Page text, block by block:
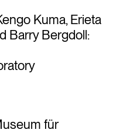
Kuma, Erieta
Barry Bergdoll:
für